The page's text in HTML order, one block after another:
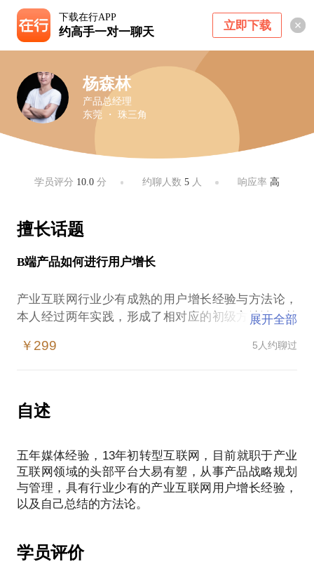
下载在行APP
约高手一对一聊天 立即下载
杨森林
产品总经理
东莞 ・ 珠三角
学员评分 10.0 分 约聊人数 5人 响应率 高
擅长话题
B端产品如何进行用户增长
产业互联网行业少有成熟的用户增长经验与方法论，
本人经过两年实践，形成了相对应的初级方法论，并
展开全部
￥299 5人约聊过
自述
五年媒体经验，13年初转型互联网，目前就职于产业
互联网领域的头部平台大易有塑，从事产品战略规划
与管理，具有行业少有的产业互联网用户增长经验，
学员评价